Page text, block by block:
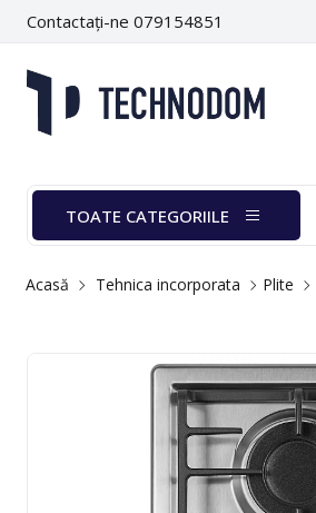
Contactați-ne 079154851
TOATE CATEGORIILE
Acasă Tehnica incorporata Plite